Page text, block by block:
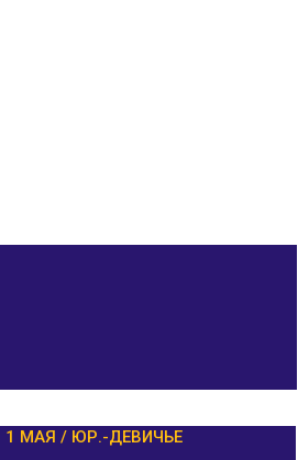
1 МАЯ / ЮР.-ДЕВИЧЬЕ